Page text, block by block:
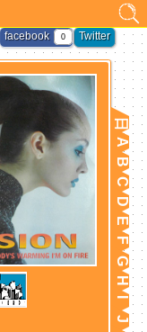
Twitter
facebook 0
日
A
B
C
D
E
F
G
H
I
J